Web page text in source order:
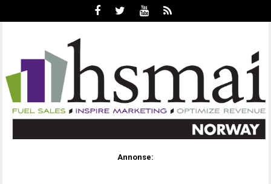
Annonse: